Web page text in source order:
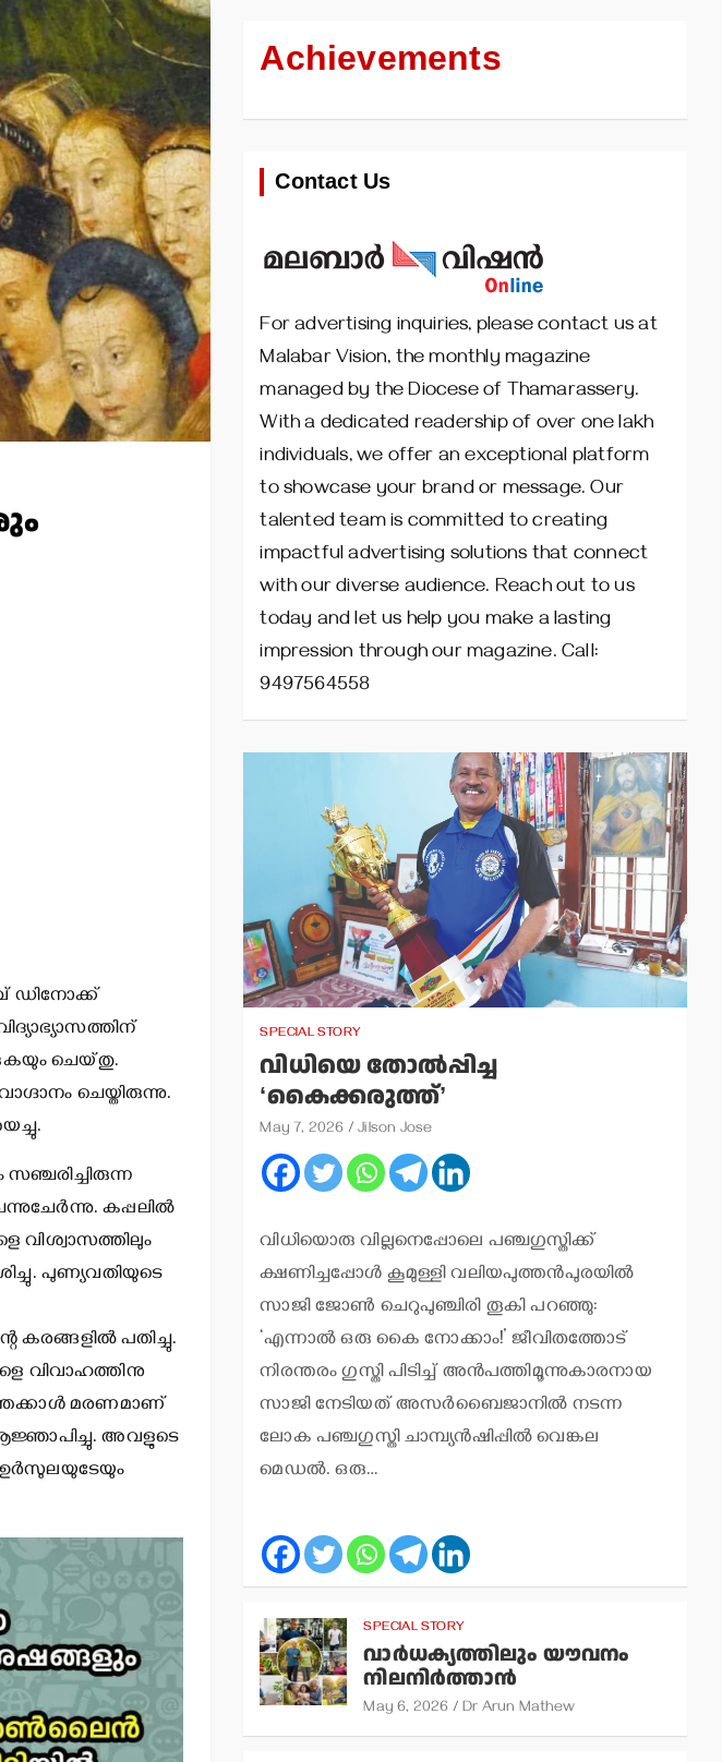
ഡിനോക്ക്
ചെയ്തു.
ചെയ്തിരുന്നു.
കപ്പലില്‍
വിശ്വാസത്തിലും
പുണ്യവതിയുടെ
കരങ്ങളില്‍ പതിച്ചു.
വിവാഹത്തിനു
മരണമാണ്
അവളുടെ
ഉര്‍സുലയുടേയും
Achievements
Contact Us
For advertising inquiries, please contact us at
Malabar Vision, the monthly magazine
managed by the Diocese of Thamarassery.
With a dedicated readership of over one lakh
individuals, we offer an exceptional platform
to showcase your brand or message. Our
talented team is committed to creating
impactful advertising solutions that connect
with our diverse audience. Reach out to us
today and let us help you make a lasting
impression through our magazine. Call:
9497564558
SPECIAL STORY
വിധിയെ തോല്‍പ്പിച്ച
‘കൈക്കരുത്ത്’
May 7, 2026 Jilson Jose
വിധിയൊരു വില്ലനെപ്പോലെ പഞ്ചഗുസ്തിക്ക്
ക്ഷണിച്ചപ്പോള്‍ കൂമുള്ളി വലിയപുത്തന്‍പുരയില്‍
സാജി ജോണ്‍ ചെറുപുഞ്ചിരി തൂകി പറഞ്ഞു:
‘എന്നാല്‍ ഒരു കൈ നോക്കാം!’ ജീവിതത്തോട്
നിരന്തരം ഗുസ്തി പിടിച്ച് അന്‍പത്തിമൂന്നുകാരനായ
സാജി നേടിയത് അസര്‍ബൈജാനില്‍ നടന്ന
ലോക പഞ്ചഗുസ്തി ചാമ്പ്യന്‍ഷിപ്പില്‍ വെങ്കല
മെഡല്‍. ഒരു…
SPECIAL STORY
വാര്‍ധക്യത്തിലും യൗവനം
നിലനിര്‍ത്താന്‍
May 6, 2026 Dr Arun Mathew